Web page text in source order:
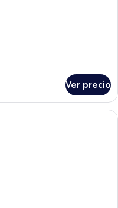
Ver precio
dormitorio con una cama, un